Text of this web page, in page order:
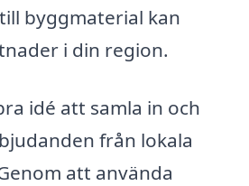
byggmaterial kan
i din region.
idé att samla in och
från lokala
att använda